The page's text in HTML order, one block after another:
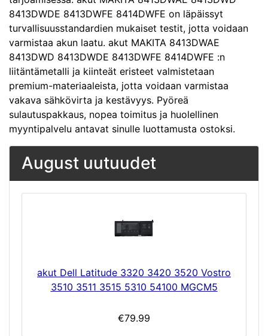
8413DWDE 8413DWFE 8414DWFE on läpäissyt
turvallisuusstandardien mukaiset testit, jotta voidaan
varmistaa akun laatu. akut MAKITA 8413DWAE
8413DWD 8413DWDE 8413DWFE 8414DWFE :n
liitäntämetalli ja kiinteät eristeet valmistetaan
premium-materiaaleista, jotta voidaan varmistaa
vakava sähkövirta ja kestävyys. Pyöreä
sulautuspakkaus, nopea toimitus ja huolellinen
myyntipalvelu antavat sinulle luottamusta ostoksi.
August uutuudet
akut Dell Latitude 3320 3420 3520 Vostro
3510 3511 3515 5310 54100 MGCM5
€79.99